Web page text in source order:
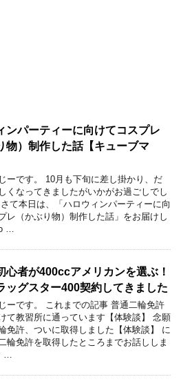
ンパーティーに向けてコスプレ
物）制作した話【キューブマ
ーです。 10月も下旬に差し掛かり、だ
くなってきましたがいかがお過ごしでし
て本日は、「ハロウィンパーティーに向
レ（かぶり物）制作した話」をお届けし
…
心者が400ccアメリカンを選ぶ！
ッグスター400契約してきました
ーです。 これまでの記事 普通二輪免許
て教習所に通っています【体験談】 念願
免許、ついに取得しました【体験談】 に
輪免許を取得したところまでお話ししま
…